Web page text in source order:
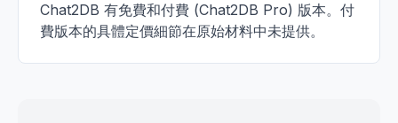
Chat2DB 有免費和付費 (Chat2DB Pro) 版本。付
費版本的具體定價細節在原始材料中未提供。